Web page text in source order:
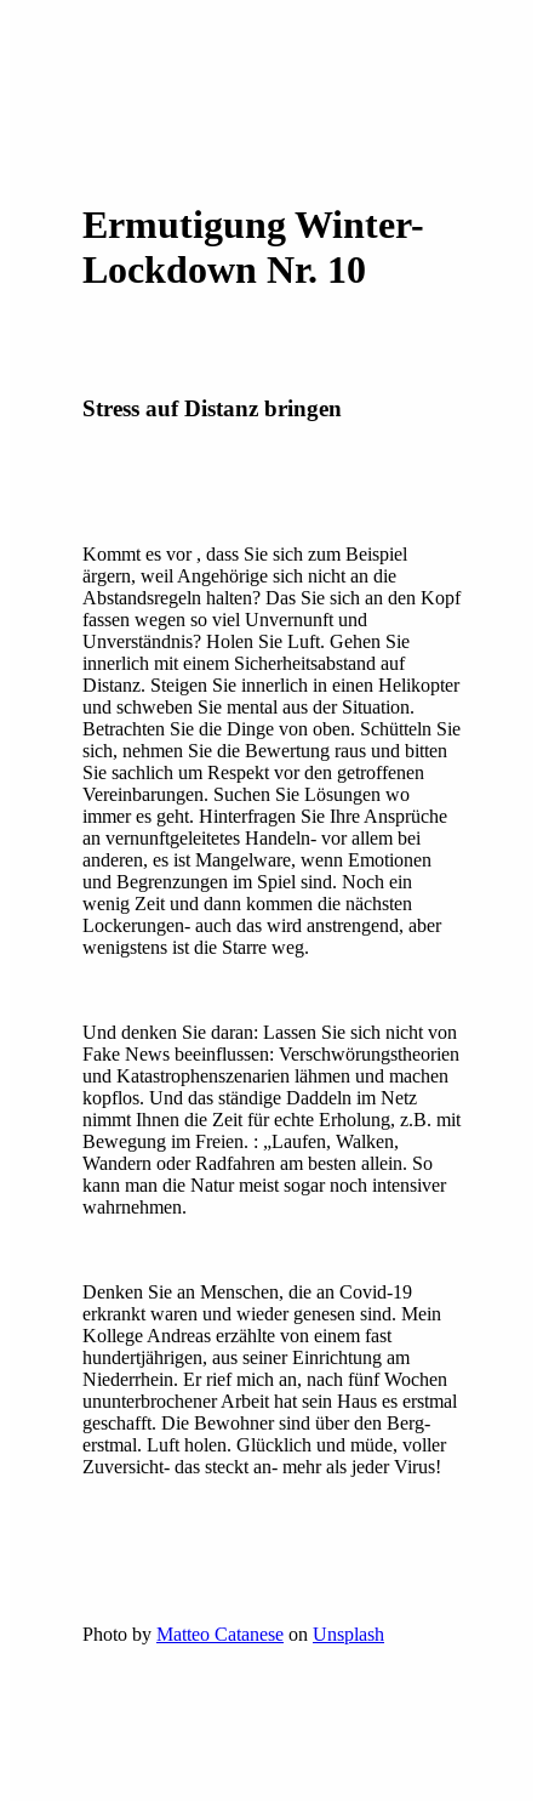
Ermutigung Winter-
Lockdown Nr. 10
Stress auf Distanz bringen
Kommt es vor , dass Sie sich zum Beispiel
ärgern, weil Angehörige sich nicht an die
Abstandsregeln halten? Das Sie sich an den Kopf
fassen wegen so viel Unvernunft und
Unverständnis? Holen Sie Luft. Gehen Sie
innerlich mit einem Sicherheitsabstand auf
Distanz. Steigen Sie innerlich in einen Helikopter
und schweben Sie mental aus der Situation.
Betrachten Sie die Dinge von oben. Schütteln Sie
sich, nehmen Sie die Bewertung raus und bitten
Sie sachlich um Respekt vor den getroffenen
Vereinbarungen. Suchen Sie Lösungen wo
immer es geht. Hinterfragen Sie Ihre Ansprüche
an vernunftgeleitetes Handeln- vor allem bei
anderen, es ist Mangelware, wenn Emotionen
und Begrenzungen im Spiel sind. Noch ein
wenig Zeit und dann kommen die nächsten
Lockerungen- auch das wird anstrengend, aber
wenigstens ist die Starre weg.
Und denken Sie daran: Lassen Sie sich nicht von
Fake News beeinflussen: Verschwörungstheorien
und Katastrophenszenarien lähmen und machen
kopflos. Und das ständige Daddeln im Netz
nimmt Ihnen die Zeit für echte Erholung, z.B. mit
Bewegung im Freien. : „Laufen, Walken,
Wandern oder Radfahren am besten allein. So
kann man die Natur meist sogar noch intensiver
wahrnehmen.
Denken Sie an Menschen, die an Covid-19
erkrankt waren und wieder genesen sind. Mein
Kollege Andreas erzählte von einem fast
hundertjährigen, aus seiner Einrichtung am
Niederrhein. Er rief mich an, nach fünf Wochen
ununterbrochener Arbeit hat sein Haus es erstmal
geschafft. Die Bewohner sind über den Berg-
erstmal. Luft holen. Glücklich und müde, voller
Zuversicht- das steckt an- mehr als jeder Virus!
Photo by Matteo Catanese on Unsplash